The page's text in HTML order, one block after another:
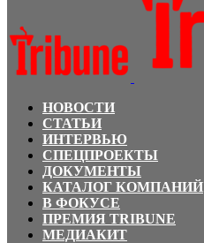
НОВОСТИ
СТАТЬИ
ИНТЕРВЬЮ
СПЕЦПРОЕКТЫ
ДОКУМЕНТЫ
КАТАЛОГ КОМПАНИЙ
В ФОКУСЕ
ПРЕМИЯ TRIBUNE
МЕДИАКИТ